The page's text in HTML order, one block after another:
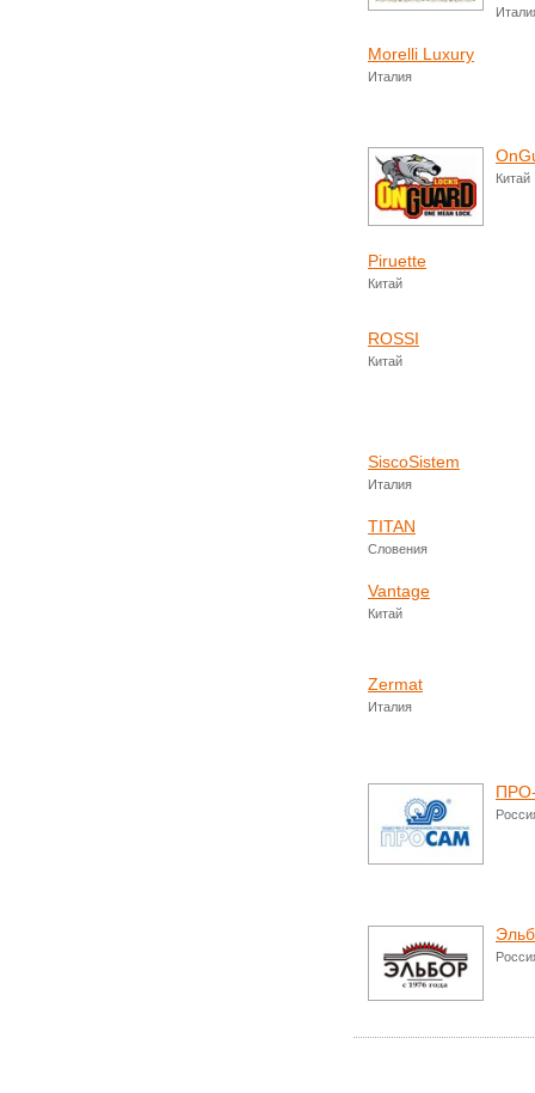
Morelli Luxury
Италия
Китай
Piruette
Китай
ROSSI
Китай
SiscoSistem
Италия
TITAN
Словения
Vantage
Китай
Zermat
Италия